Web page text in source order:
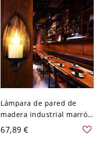
ancho
Lámpara de pared de
madera industrial marrón
ovalada con pantalla de
vidrio opalino tipo vela
67,89 €